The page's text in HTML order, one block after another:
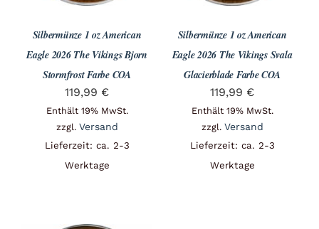
Silbermünze 1 oz American
Eagle 2026 The Vikings Bjorn
Stormfrost Farbe COA
119,99 €
Enthält 19% MwSt.
zzgl. Versand
Lieferzeit: ca. 2-3
Werktage
Silbermünze 1 oz American
Eagle 2026 The Vikings Svala
Glacierblade Farbe COA
119,99 €
Enthält 19% MwSt.
zzgl. Versand
Lieferzeit: ca. 2-3
Werktage